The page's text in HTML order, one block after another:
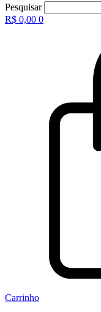
Pesquisar
R$ 0,00 0
Carrinho